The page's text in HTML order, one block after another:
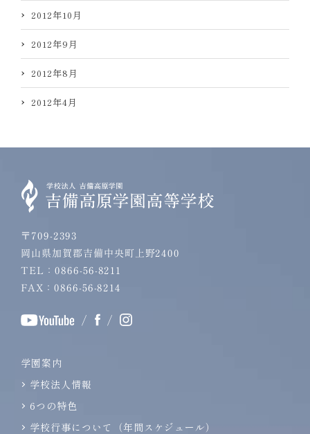
2012年10月
2012年9月
2012年8月
2012年4月
〒709-2393
岡山県加賀郡吉備中央町上野2400
TEL：0866-56-8211
FAX：0866-56-8214
/ /
学園案内
学校法人情報
6つの特色
学校行事について（年間スケジュール）